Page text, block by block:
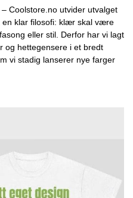
Coolstore.no utvider utvalget
en klar filosofi: klær skal være
eller stil. Derfor har vi lagt
og hettegensere i et bredt
vi stadig lanserer nye farger